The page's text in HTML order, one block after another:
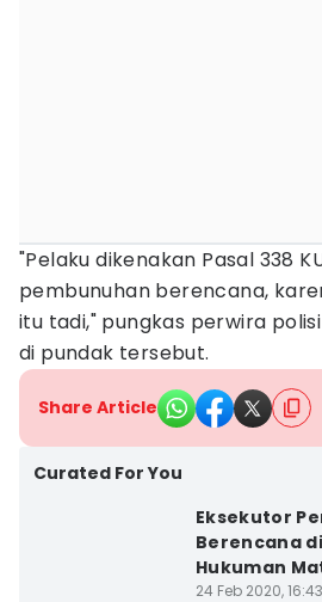
"Pelaku dikenakan Pasal 338
pembunuhan berencana,
itu tadi," pungkas perwira
di pundak tersebut.
Share Article
Curated For You
Eksekutor
Berencana
Hukuman
24 Feb 2020,